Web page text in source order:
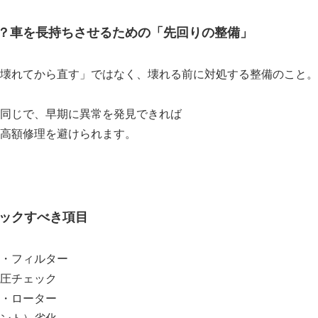
車を長持ちさせるための「先回りの整備」
れてから直す」ではなく、壊れる前に対処する整備のこと。
じで、早期に異常を発見できれば
額修理を避けられます。
クすべき項目
フィルター
チェック
ローター